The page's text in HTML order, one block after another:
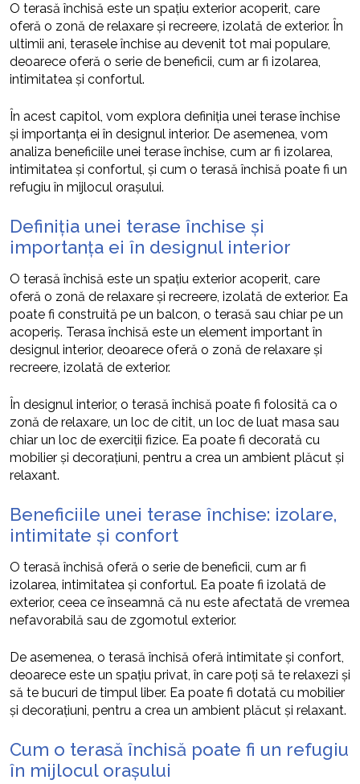
O terasă închisă este un spațiu exterior acoperit, care
oferă o zonă de relaxare și recreere, izolată de exterior. În
ultimii ani, terasele închise au devenit tot mai populare,
deoarece oferă o serie de beneficii, cum ar fi izolarea,
intimitatea și confortul.
În acest capitol, vom explora definiția unei terase închise
și importanța ei în designul interior. De asemenea, vom
analiza beneficiile unei terase închise, cum ar fi izolarea,
intimitatea și confortul, și cum o terasă închisă poate fi un
refugiu în mijlocul orașului.
Definiția unei terase închise și
importanța ei în designul interior
O terasă închisă este un spațiu exterior acoperit, care
oferă o zonă de relaxare și recreere, izolată de exterior. Ea
poate fi construită pe un balcon, o terasă sau chiar pe un
acoperiș. Terasa închisă este un element important în
designul interior, deoarece oferă o zonă de relaxare și
recreere, izolată de exterior.
În designul interior, o terasă închisă poate fi folosită ca o
zonă de relaxare, un loc de citit, un loc de luat masa sau
chiar un loc de exerciții fizice. Ea poate fi decorată cu
mobilier și decorațiuni, pentru a crea un ambient plăcut și
relaxant.
Beneficiile unei terase închise: izolare,
intimitate și confort
O terasă închisă oferă o serie de beneficii, cum ar fi
izolarea, intimitatea și confortul. Ea poate fi izolată de
exterior, ceea ce înseamnă că nu este afectată de vremea
nefavorabilă sau de zgomotul exterior.
De asemenea, o terasă închisă oferă intimitate și confort,
deoarece este un spațiu privat, în care poți să te relaxezi și
să te bucuri de timpul liber. Ea poate fi dotată cu mobilier
și decorațiuni, pentru a crea un ambient plăcut și relaxant.
Cum o terasă închisă poate fi un refugiu
în mijlocul orașului